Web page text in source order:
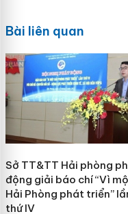
Bài liên quan
Sở TT&TT Hải phòng
động giải báo chí “Vì
Hải Phòng phát triển”
thứ IV